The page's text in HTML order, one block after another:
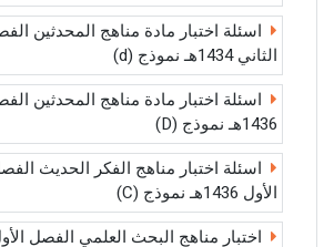
اسئلة اختبار مادة مناهج المحدثين
الثاني 1434هـ نموذج (d)
اسئلة اختبار مادة مناهج المحدثين
1436هـ نموذج (D)
اسئلة اختبار مناهج الفكر الحديث
الأول 1436هـ نموذج (C)